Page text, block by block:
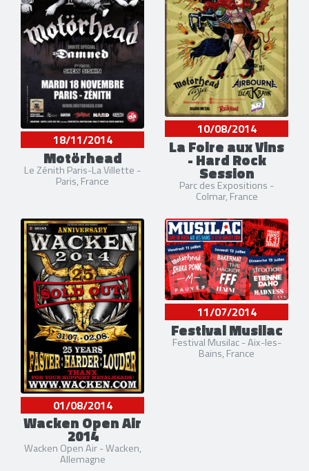
18/11/2014
Motörhead
Le Zénith Paris-La Villette -
Paris, France
10/08/2014
La Foire aux Vins
- Hard Rock
Session
Parc des Expositions -
Colmar, France
01/08/2014
Wacken Open Air
2014
Wacken Open Air - Wacken,
Allemagne
11/07/2014
Festival Musilac
Festival Musilac - Aix-les-
Bains, France